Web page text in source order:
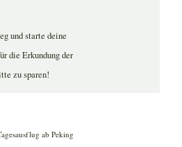
und starte deine
die Erkundung der
zu sparen!
ab Peking